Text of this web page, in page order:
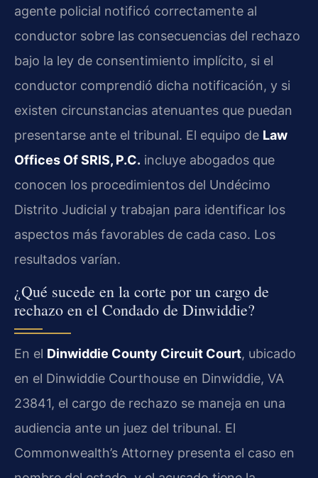
agente policial notificó correctamente al
conductor sobre las consecuencias del rechazo
bajo la ley de consentimiento implícito, si el
conductor comprendió dicha notificación, y si
existen circunstancias atenuantes que puedan
presentarse ante el tribunal. El equipo de Law
Offices Of SRIS, P.C. incluye abogados que
conocen los procedimientos del Undécimo
Distrito Judicial y trabajan para identificar los
aspectos más favorables de cada caso. Los
resultados varían.
¿Qué sucede en la corte por un cargo de
rechazo en el Condado de Dinwiddie?
En el Dinwiddie County Circuit Court, ubicado
en el Dinwiddie Courthouse en Dinwiddie, VA
23841, el cargo de rechazo se maneja en una
audiencia ante un juez del tribunal. El
Commonwealth’s Attorney presenta el caso en